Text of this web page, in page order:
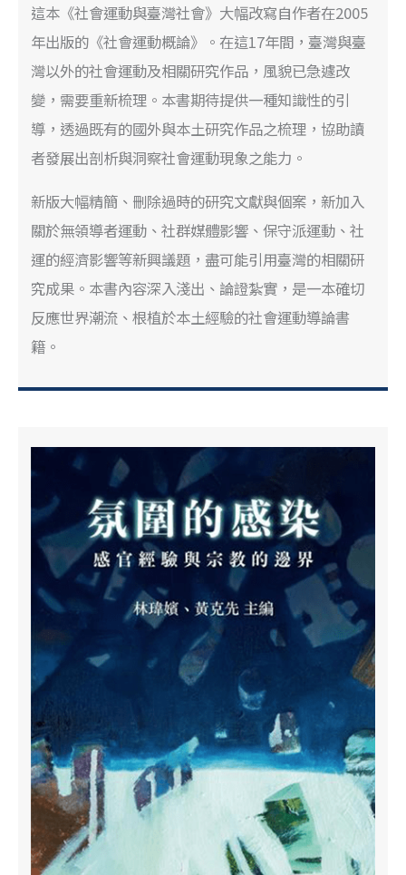
這本《社會運動與臺灣社會》大幅改寫自作者在2005
年出版的《社會運動概論》。在這17年間，臺灣與臺
灣以外的社會運動及相關研究作品，風貌已急遽改
變，需要重新梳理。本書期待提供一種知識性的引
導，透過既有的國外與本土研究作品之梳理，協助讀
者發展出剖析與洞察社會運動現象之能力。
新版大幅精簡、刪除過時的研究文獻與個案，新加入
關於無領導者運動、社群媒體影響、保守派運動、社
運的經濟影響等新興議題，盡可能引用臺灣的相關研
究成果。本書內容深入淺出、論證紮實，是一本確切
反應世界潮流、根植於本土經驗的社會運動導論書
籍。